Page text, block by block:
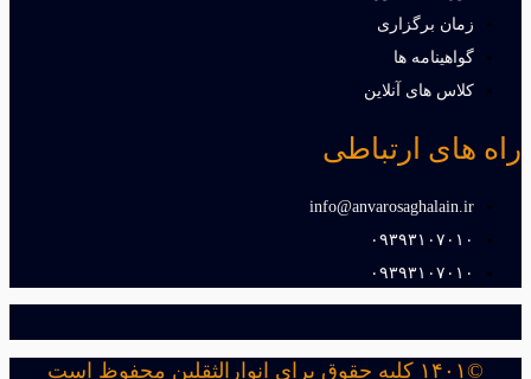
زمان برگزاری
گواهینامه ها
کلاس های آنلاین
راه های ارتباطی
info@anvarosaghalain.ir​
۰۹۳۹۳۱۰۷۰۱۰​
۰۹۳۹۳۱۰۷۰۱۰​
©۱۴۰۱ کلیه حقوق برای انوارالثقلین محفوظ است